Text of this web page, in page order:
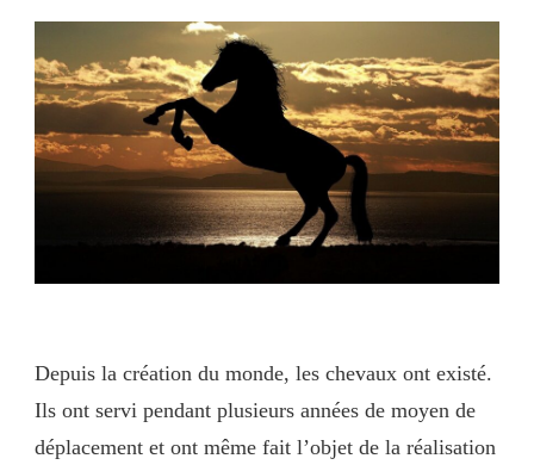
Depuis la création du monde, les chevaux ont existé.
Ils ont servi pendant plusieurs années de moyen de
déplacement et ont même fait l’objet de la réalisation